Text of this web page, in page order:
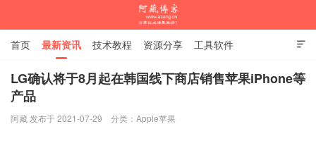
阿藏博客

首页 最新资讯 技术教程 资源分享 工具软件
杂谈随笔
LG确认将于8月起在韩国线下商店销售苹果iPhone等
产品
阿藏 发布于 2021-07-29 分类： Apple苹果